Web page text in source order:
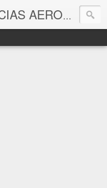
AVIAÇÃO FEDERAL - NOTÍCIAS AERONÁUTICAS & TECNOLOGIAS